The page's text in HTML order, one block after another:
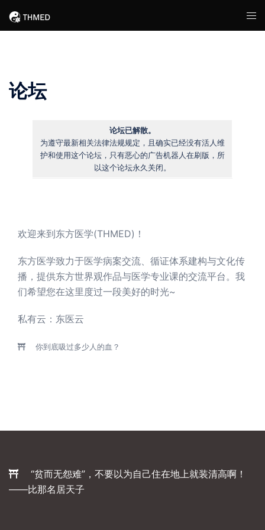
论坛
论坛已解散。
为遵守最新相关法律法规规定，且确实已经没有活人维
护和使用这个论坛，只有恶心的广告机器人在刷版，所
以这个论坛永久关闭。
欢迎来到东方医学(THMED)！
东方医学致力于医学病案交流、循证体系建构与文化传
播，提供东方世界观作品与医学专业课的交流平台。我
们希望您在这里度过一段美好的时光~
私有云： 东医云
你到底吸过多少人的血？
“贫而无怨难”，不要以为自己住在地上就装清高啊！
——比那名居天子